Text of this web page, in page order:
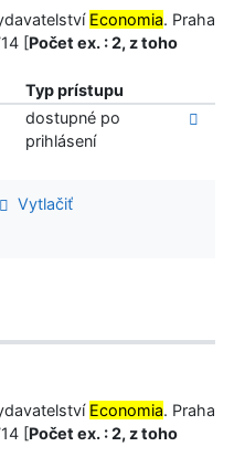
Economia. Praha
[Počet ex. : 2, z toho
Typ prístupu
dostupné po
prihlásení
Vytlačiť
Economia. Praha
[Počet ex. : 2, z toho